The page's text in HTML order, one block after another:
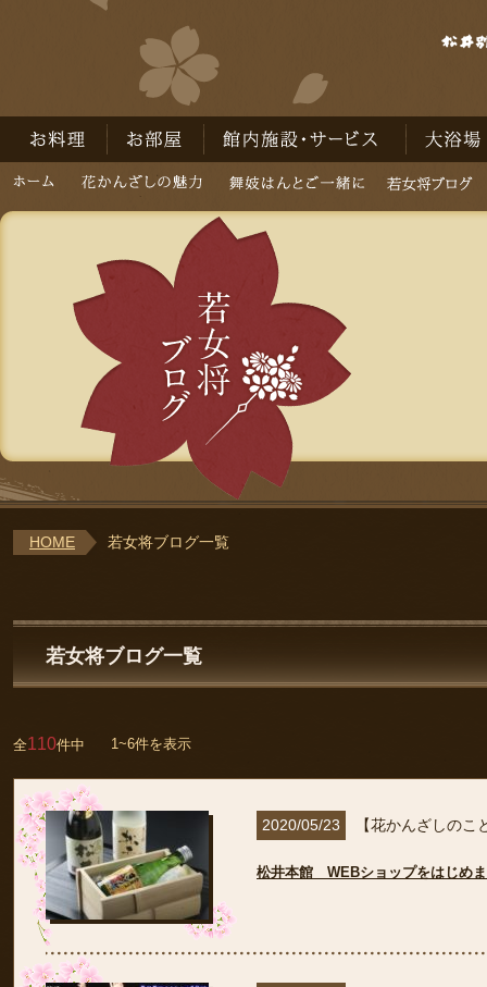
お料理 お部屋 館内施設・サービス 大浴場
ホーム 花かんざしの魅力 舞妓はんとご一緒に 若女将ブログ
HOME 若女将ブログ一覧
若女将ブログ一覧
全110件中 1~6件を表示
2020/05/23 【花かんざしのこ
松井本館 WEBショップをはじめ